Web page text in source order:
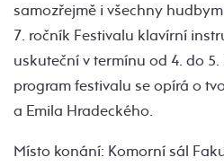
samozřejmě i všechny
7. ročník Festivalu klavírní
uskuteční v termínu od 4. do
program festivalu se opírá o
a Emila Hradeckého.
Místo konání: Komorní sál